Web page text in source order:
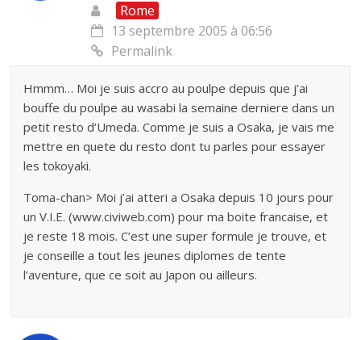
Rome
13 septembre 2005 à 06:56
Permalink
Hmmm… Moi je suis accro au poulpe depuis que j’ai
bouffe du poulpe au wasabi la semaine derniere dans un
petit resto d’Umeda. Comme je suis a Osaka, je vais me
mettre en quete du resto dont tu parles pour essayer
les tokoyaki.
Toma-chan> Moi j’ai atteri a Osaka depuis 10 jours pour
un V.I.E. (www.civiweb.com) pour ma boite francaise, et
je reste 18 mois. C’est une super formule je trouve, et
je conseille a tout les jeunes diplomes de tente
l’aventure, que ce soit au Japon ou ailleurs.